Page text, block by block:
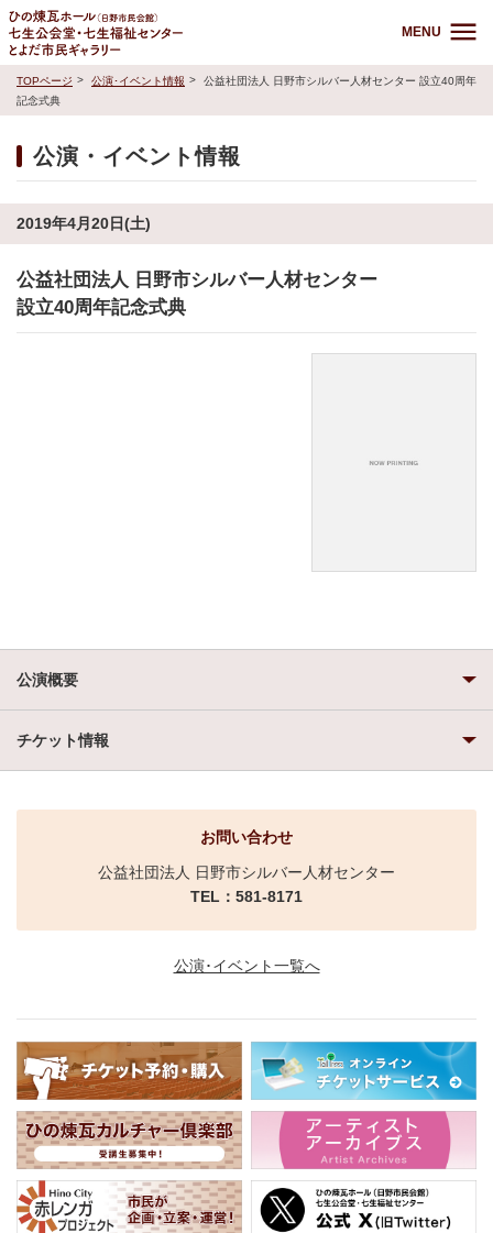
MENU
TOPページ 公演･イベント情報
公益社団法人 日野市シルバー人材センター 設立40周年
記念式典
公演・イベント情報
2019年4月20日(土)
公益社団法人 日野市シルバー人材センター
設立40周年記念式典
公演概要
チケット情報
お問い合わせ
公益社団法人 日野市シルバー人材センター
TEL：581-8171
公演･イベント一覧へ